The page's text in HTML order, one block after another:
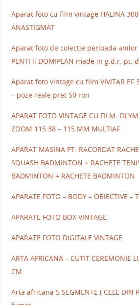
Aparat foto cu film vintage HALINA
ANASTIGMAT
Aparat foto de colectie perioada anilor
PENTI ll DOMIPLAN made in g.d.r. pt.
Aparat foto vintage cu film VIVITAR
– poze reale pret 50 ron
APARAT FOTO VINTAGE CU FILM.
ZOOM 115 38 – 115 MM MULTIAF
APARAT MASINA PT. RACORDAT
SQUASH BADMINTON + RACHETE
BADMINTON + RACHETE BADMINTON
APARATE FOTO – BODY – OBIECTIVE –
APARATE FOTO BOX VINTAGE
APARATE FOTO DIGITALE VINTAGE
ARTA AFRICANA – CUTIT CEREMONIE
CM
Arta africana 5 SEGMENTE ( CELE DIN